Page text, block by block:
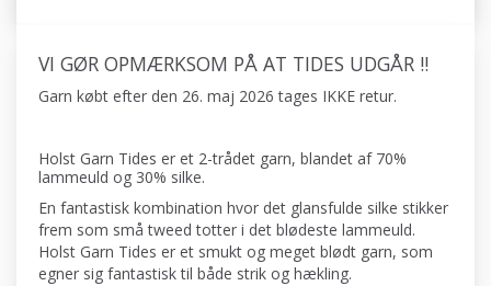
VI GØR OPMÆRKSOM PÅ AT TIDES UDGÅR !!
Garn købt efter den 26. maj 2026 tages IKKE retur.
Holst Garn Tides er et 2-trådet garn, blandet af 70%
lammeuld og 30% silke.
En fantastisk kombination hvor det glansfulde silke stikker
frem som små tweed totter i det blødeste lammeuld.
Holst Garn Tides er et smukt og meget blødt garn, som
egner sig fantastisk til både strik og hækling.